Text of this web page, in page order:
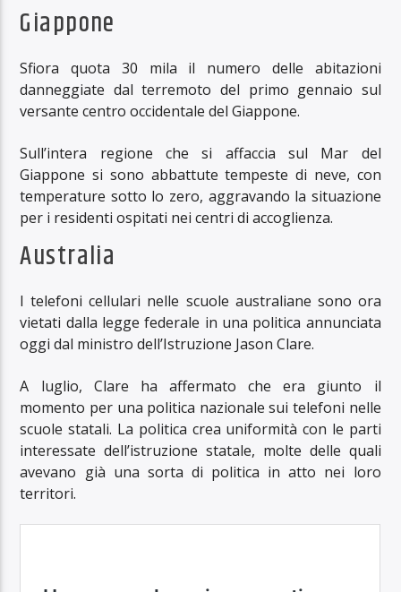
Giappone
Sfiora quota 30 mila il numero delle abitazioni
danneggiate dal terremoto del primo gennaio sul
versante centro occidentale del Giappone.
Sull’intera regione che si affaccia sul Mar del
Giappone si sono abbattute tempeste di neve, con
temperature sotto lo zero, aggravando la situazione
per i residenti ospitati nei centri di accoglienza.
Australia
I telefoni cellulari nelle scuole australiane sono ora
vietati dalla legge federale in una politica annunciata
oggi dal ministro dell’Istruzione Jason Clare.
A luglio, Clare ha affermato che era giunto il
momento per una politica nazionale sui telefoni nelle
scuole statali. La politica crea uniformità con le parti
interessate dell’istruzione statale, molte delle quali
avevano già una sorta di politica in atto nei loro
territori.